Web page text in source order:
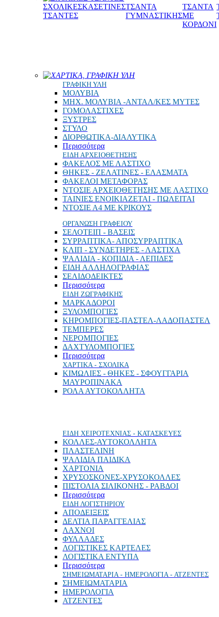
ΣΧΟΛΙΚΕΣ
ΤΣΑΝΤΕΣ
ΚΑΣΕΤΙΝΕΣΤΣΑΝΤΑ
ΓΥΜΝΑΣΤΙΚΗΣ
ΤΣΑΝΤΑ
ΜΕ
ΚΟΡΔΟΝΙ
ΧΑΡΤΙΚΑ, ΓΡΑΦΙΚΗ ΥΛΗ
ΓΡΑΦΙΚΗ ΥΛΗ
ΜΟΛΥΒΙΑ
ΜΗΧ. ΜΟΛΥΒΙΑ -ΑΝΤΑΛ/ΚΕΣ ΜΥΤΕΣ
ΓΟΜΟΛΑΣΤΙΧΕΣ
ΞΥΣΤΡΕΣ
ΣΤΥΛΟ
ΔΙΟΡΘΩΤΙΚΑ-ΔΙΑΛΥΤΙΚΑ
Περισσότερα
ΕΙΔΗ ΑΡΧΕΙΟΘΕΤΗΣΗΣ
ΦΑΚΕΛΟΣ ΜΕ ΛΑΣΤΙΧΟ
ΘΗΚΕΣ - ΖΕΛΑΤΙΝΕΣ - ΕΛΑΣΜΑΤΑ
ΦΑΚΕΛΟΙ ΜΕΤΑΦΟΡΑΣ
ΝΤΟΣΙΕ ΑΡΧΕΙΟΘΕΤΗΣΗΣ ΜΕ ΛΑΣΤΙΧΟ
ΤΑΙΝΙΕΣ ΕΝΟΙΚΙΑΖΕΤΑΙ - ΠΩΛΕΙΤΑΙ
ΝΤΟΣΙΕ Α4 ΜΕ ΚΡΙΚΟΥΣ
ΟΡΓΑΝΩΣΗ ΓΡΑΦΕΙΟΥ
ΣΕΛΟΤΕΙΠ - ΒΑΣΕΙΣ
ΣΥΡΡΑΠΤΙΚΑ- ΑΠΟΣΥΡΡΑΠΤΙΚΑ
ΚΛΙΠ - ΣΥΝΔΕΤΗΡΕΣ - ΛΑΣΤΙΧΑ
ΨΑΛΙΔΙΑ - ΚΟΠΙΔΙΑ - ΛΕΠΙΔΕΣ
ΕΙΔΗ ΑΛΛΗΛΟΓΡΑΦΙΑΣ
ΣΕΛΙΔΟΔΕΙΚΤΕΣ
Περισσότερα
ΕΙΔΗ ΖΩΓΡΑΦΙΚΗΣ
ΜΑΡΚΑΔΟΡΟΙ
ΞΥΛΟΜΠΟΓΙΕΣ
ΚΗΡΟΜΠΟΓΙΕΣ-ΠΑΣΤΕΛ-ΛΑΔΟΠΑΣΤΕΛ
ΤΕΜΠΕΡΕΣ
ΝΕΡΟΜΠΟΓΙΕΣ
ΔΑΧΤΥΛΟΜΠΟΓΙΕΣ
Περισσότερα
ΧΑΡΤΙΚΑ - ΣΧΟΛΙΚΑ
ΚΙΜΩΛΙΕΣ - ΘΗΚΕΣ - ΣΦΟΥΓΓΑΡΙΑ
ΜΑΥΡΟΠΙΝΑΚΑ
ΡΟΛΑ ΑΥΤΟΚΟΛΛΗΤΑ
ΕΙΔΗ ΧΕΙΡΟΤΕΧΝΙΑΣ - ΚΑΤΑΣΚΕΥΕΣ
ΚΟΛΛΕΣ-ΑΥΤΟΚΟΛΛΗΤΑ
ΠΛΑΣΤΕΛΙΝΗ
ΨΑΛΙΔΙΑ ΠΑΙΔΙΚΑ
ΧΑΡΤΟΝΙΑ
ΧΡΥΣΟΣΚΟΝΕΣ-ΧΡΥΣΟΚΟΛΛΕΣ
ΠΙΣΤΟΛΙΑ ΣΙΛΙΚΟΝΗΣ - ΡΑΒΔΟΙ
Περισσότερα
ΕΙΔΗ ΛΟΓΙΣΤΗΡΙΟΥ
ΑΠΟΔΕΙΞΕΙΣ
ΔΕΛΤΙΑ ΠΑΡΑΓΓΕΛΙΑΣ
ΛΑΧΝΟΙ
ΦΥΛΛΑΔΕΣ
ΛΟΓΙΣΤΙΚΕΣ ΚΑΡΤΕΛΕΣ
ΛΟΓΙΣΤΙΚΑ ΕΝΤΥΠΑ
Περισσότερα
ΣΗΜΕΙΩΜΑΤΑΡΙΑ - ΗΜΕΡΟΛΟΓΙΑ - ΑΤΖΕΝΤΕΣ
ΣΗΜΕΙΩΜΑΤΑΡΙΑ
ΗΜΕΡΟΛΟΓΙΑ
ΑΤΖΕΝΤΕΣ